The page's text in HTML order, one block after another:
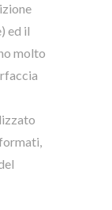
ed il
molto